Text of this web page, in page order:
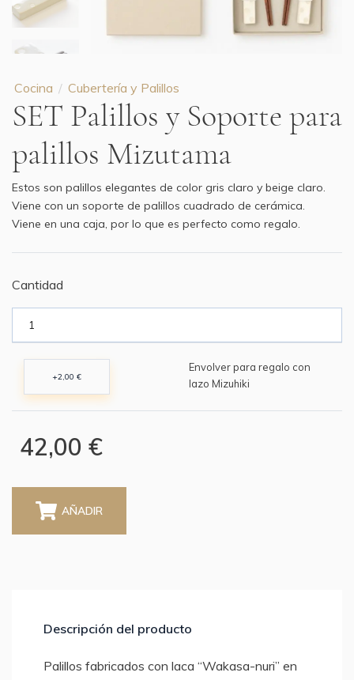
Cocina Cubertería y Palillos
SET Palillos y Soporte para
palillos Mizutama
Estos son palillos elegantes de color gris claro y beige claro.
Viene con un soporte de palillos cuadrado de cerámica.
Viene en una caja, por lo que es perfecto como regalo.
Cantidad
+2,00 €
Envolver para regalo con
lazo Mizuhiki
42,00 €
AÑADIR
Descripción del producto
Palillos fabricados con laca “Wakasa-nuri” en